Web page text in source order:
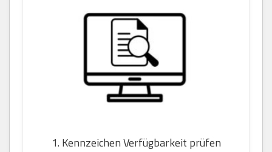
1. Kennzeichen Verfügbarkeit prüfen